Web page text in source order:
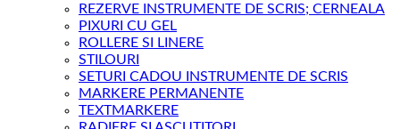
REZERVE INSTRUMENTE DE SCRIS; CERNEALA
PIXURI CU GEL
ROLLERE SI LINERE
STILOURI
SETURI CADOU INSTRUMENTE DE SCRIS
MARKERE PERMANENTE
TEXTMARKERE